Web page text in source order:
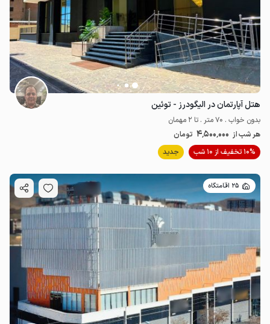
میلیون ت 4.3
هتل آپارتمان در الیگودرز - توئین
بدون خواب . 70 متر . تا 2 مهمان
هر شب از 4٬500٬000 تومان
10% تخفیف از 10 شب
جدید
25 اقامتگاه